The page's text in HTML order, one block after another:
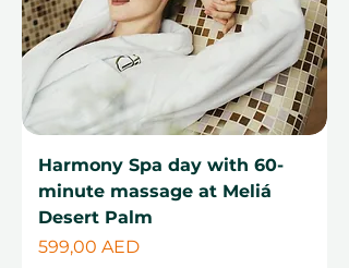
Harmony Spa day with 60-
minute massage at Meliá
Desert Palm
Cena
599,00 AED